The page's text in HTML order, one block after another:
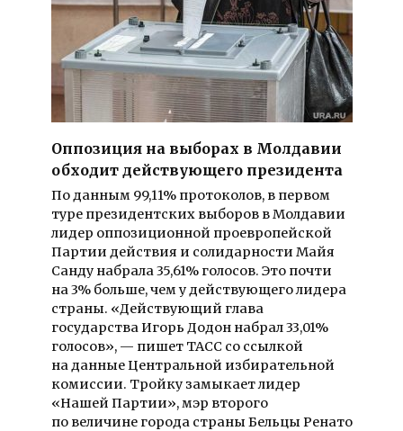
Оппозиция на выборах в Молдавии
обходит действующего президента
По данным 99,11% протоколов, в первом
туре президентских выборов в Молдавии
лидер оппозиционной проевропейской
Партии действия и солидарности Майя
Санду набрала 35,61% голосов. Это почти
на 3% больше, чем у действующего лидера
страны. «Действующий глава
государства Игорь Додон набрал 33,01%
голосов», — пишет ТАСС со ссылкой
на данные Центральной избирательной
комиссии. Тройку замыкает лидер
«Нашей Партии», мэр второго
по величине города страны Бельцы Ренато